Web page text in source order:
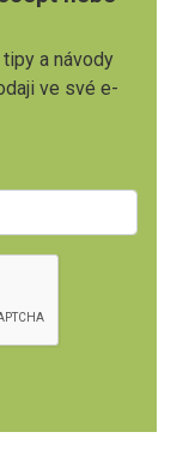
a návody
ve své e-